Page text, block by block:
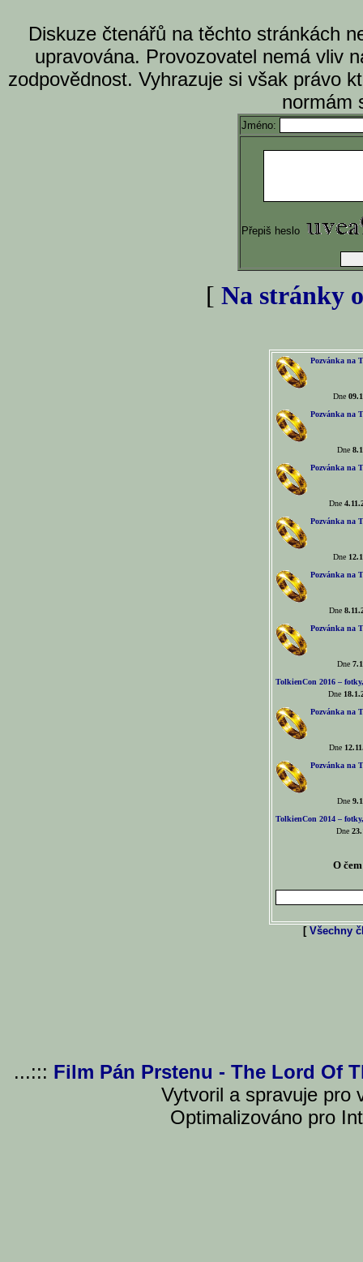
Diskuze čtenářů na těchto stránkách
upravována. Provozovatel nemá vliv
zodpovědnost. Vyhrazuje si však právo
normám
Jméno:
Přepiš heslo
[ Na stránky
Pozvánka na
Dne
Pozvánka na
Dne
Pozvánka na
Dne
Pozvánka na
Dne
Pozvánka na
Dne
Pozvánka na
Dne
TolkienCon 2016 –
Dne
Pozvánka na
Dne
Pozvánka na
Dne
TolkienCon 2014 –
Dne
O
[ Všechny
...::: Film Pán Prstenu - The Lord Of
Vytvoril a spravuje pro
Optimalizováno pro